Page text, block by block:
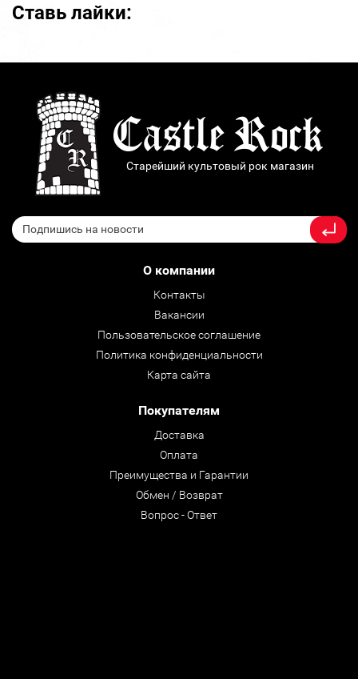
Ставь лайки:
Старейший культовый рок магазин
О компании
Контакты
Вакансии
Пользовательское соглашение
Политика конфиденциальности
Карта сайта
Покупателям
Доставка
Оплата
Преимущества и Гарантии
Обмен / Возврат
Вопрос - Ответ